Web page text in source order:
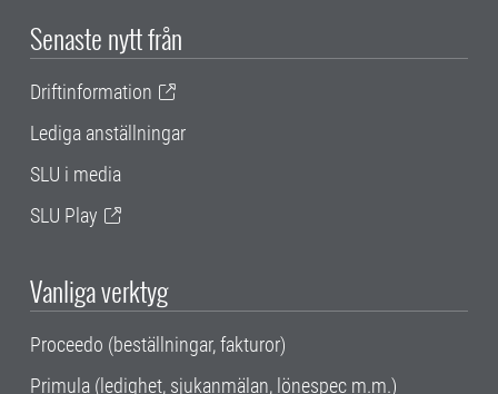
Senaste nytt från
Driftinformation
Lediga anställningar
SLU i media
SLU Play
Vanliga verktyg
Proceedo (beställningar, fakturor)
Primula (ledighet, sjukanmälan, lönespec m.m.)